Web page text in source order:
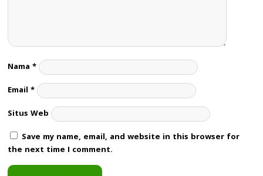
Nama *
Email *
Situs Web
Save my name, email, and website in this browser for
the next time I comment.